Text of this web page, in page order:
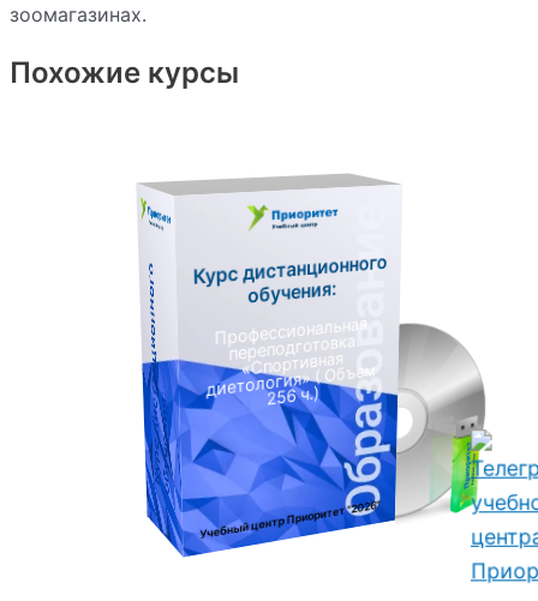
зоомагазинах.
Похожие курсы
Курс дистанционного
обучения:
Профессиональная
переподготовка
«Спортивная
диетология» ( Объем
256 ч.)
Учебный центр Приоритет"2026"
К
у
р
с
д
и
с
т
а
н
ц
и
о
н
н
о
г
о
о
б
у
ч
е
н
и
я: